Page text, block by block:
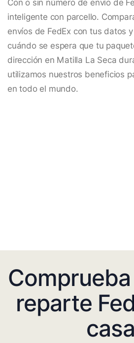
Con o sin número de envío de
inteligente con parcello.
envíos de FedEx con tus datos
cuándo se espera que tu
dirección en Matilla La Seca
utilizamos nuestros beneficios
en todo el mundo.
reparte
casa